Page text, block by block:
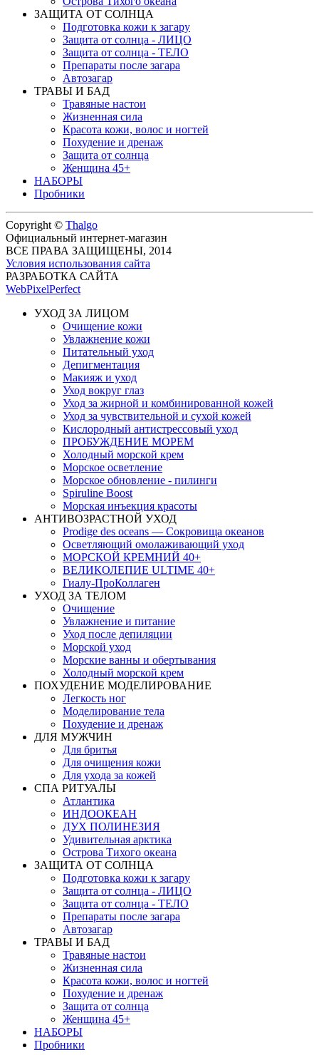
ЗАЩИТА ОТ СОЛНЦА
Подготовка кожи к загару
Защита от солнца - ЛИЦО
Защита от солнца - ТЕЛО
Препараты после загара
Автозагар
ТРАВЫ И БАД
Травяные настои
Жизненная сила
Красота кожи, волос и ногтей
Похудение и дренаж
Защита от солнца
Женщина 45+
НАБОРЫ
Пробники
Copyright © Thalgo
Официальный интернет-магазин
ВСЕ ПРАВА ЗАЩИЩЕНЫ, 2014
Условия использования сайта
РАЗРАБОТКА САЙТА
WebPixelPerfect
УХОД ЗА ЛИЦОМ
Очищение кожи
Увлажнение кожи
Питательный уход
Депигментация
Макияж и уход
Уход вокруг глаз
Уход за жирной и комбинированной кожей
Уход за чувствительной и сухой кожей
Кислородный антистрессовый уход
ПРОБУЖДЕНИЕ МОРЕМ
Холодный морской крем
Морское осветление
Морское обновление - пилинги
Spiruline Boost
Морская инъекция красоты
АНТИВОЗРАСТНОЙ УХОД
Prodige des oceans — Сокровища океанов
Осветляющий омолаживающий уход
МОРСКОЙ КРЕМНИЙ 40+
ВЕЛИКОЛЕПИЕ ULTIME 40+
Гиалу-ПроКоллаген
УХОД ЗА ТЕЛОМ
Очищение
Увлажнение и питание
Уход после депиляции
Морской уход
Морские ванны и обертывания
Холодный морской крем
ПОХУДЕНИЕ МОДЕЛИРОВАНИЕ
Легкость ног
Моделирование тела
Похудение и дренаж
ДЛЯ МУЖЧИН
Для бритья
Для очищения кожи
Для ухода за кожей
СПА РИТУАЛЫ
Атлантика
ИНДООКЕАН
ДУХ ПОЛИНЕЗИЯ
Удивительная арктика
Острова Тихого океана
ЗАЩИТА ОТ СОЛНЦА
Подготовка кожи к загару
Защита от солнца - ЛИЦО
Защита от солнца - ТЕЛО
Препараты после загара
Автозагар
ТРАВЫ И БАД
Травяные настои
Жизненная сила
Красота кожи, волос и ногтей
Похудение и дренаж
Защита от солнца
Женщина 45+
НАБОРЫ
Пробники